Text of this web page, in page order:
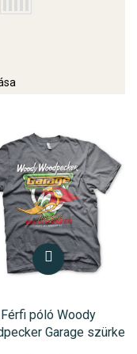
Férfi póló Woody
Garage szürke